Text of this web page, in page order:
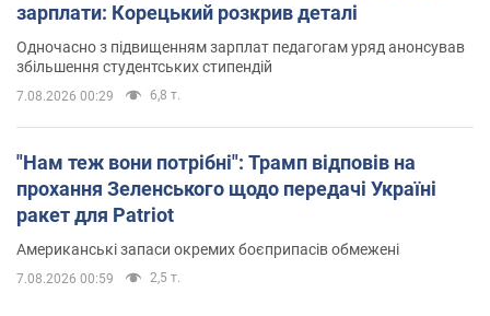
зарплати: Корецький розкрив деталі
Одночасно з підвищенням зарплат педагогам уряд анонсував
збільшення студентських стипендій
7.08.2026 00:29 6,8 т.
"Нам теж вони потрібні": Трамп відповів на
прохання Зеленського щодо передачі Україні
ракет для Patriot
Американські запаси окремих боєприпасів обмежені
7.08.2026 00:59 2,5 т.